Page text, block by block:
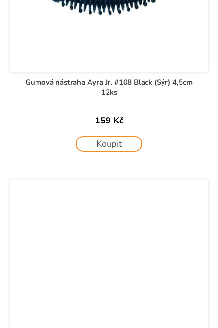
Gumová nástraha Ayra Jr. #108 Black (Sýr) 4,5cm
12ks
159 Kč
Koupit